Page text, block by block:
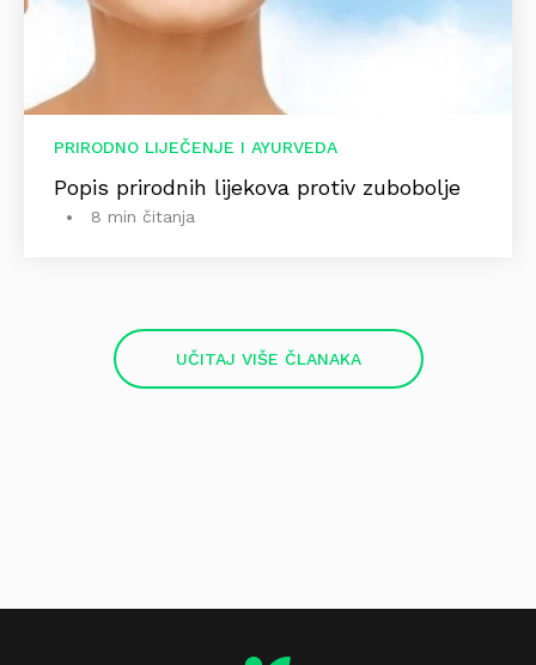
PRIRODNO LIJEČENJE I AYURVEDA
Popis prirodnih lijekova protiv zubobolje
8 min čitanja
UČITAJ VIŠE ČLANAKA